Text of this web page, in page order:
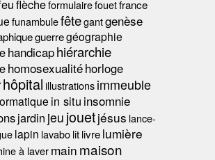
flècheformulairefouetfrance
funambulefêtegantgenèse
guerregéographie
handicaphiérarchie
homosexualitéhorloge
hôpitalillustrationsimmeuble
in situ insomnie
jardin jeu jouetjésus lance-
lapin lavabolitlivrelumière
à lavermain maison